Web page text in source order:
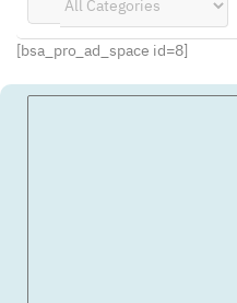
[bsa_pro_ad_space id=8]